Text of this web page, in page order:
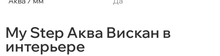
My Step Аква Вискан в
интерьере